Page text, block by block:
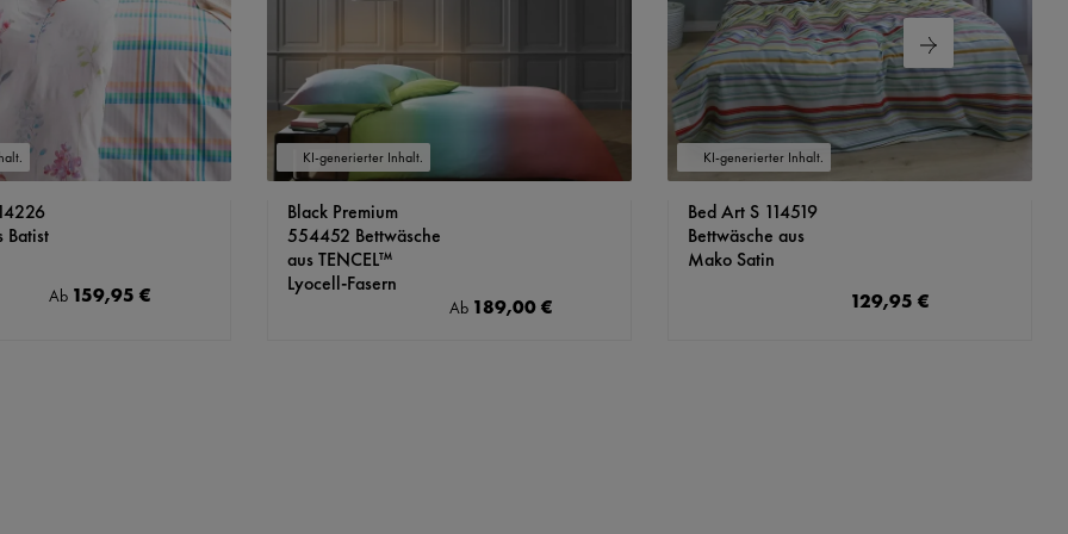
Batist
Regulärer Preis:
Ab 159,95 €
KI-generierter Inhalt.
Black Premium
554452 Bettwäsche
aus TENCEL™
Lyocell-Fasern
Regulärer Preis:
Ab 189,00 €
KI-generierter Inhalt.
Bed Art S 114519
Bettwäsche aus
Mako Satin
Regulärer Preis:
129,95 €